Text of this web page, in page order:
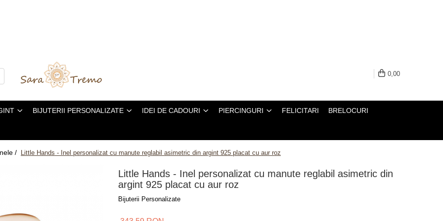
0,00
BIJUTERII PERSONALIZATE IDEI DE CADOURI PIERCINGURI FELICITARI BRELOCURI
/ Little Hands - Inel personalizat cu manute reglabil asimetric din argint 925 placat cu aur roz
Little Hands - Inel personalizat cu manute reglabil asimetric din
argint 925 placat cu aur roz
Bijuterii Personalizate